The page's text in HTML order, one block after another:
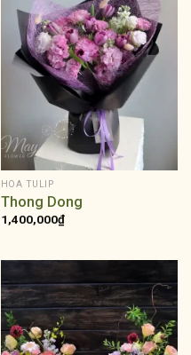
HOA TULIP
Thong Dong
1,400,000₫